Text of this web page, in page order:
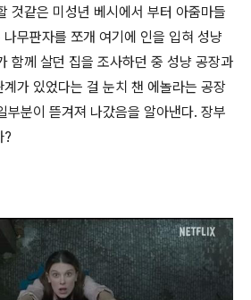
것같은 미성년 베시에서 부터 아줌마들
무판자를 쪼개 여기에 인을 입혀 성냥
함께 살던 집을 조사하던 중 성냥 공장과
가 있었다는 걸 눈치 챈 에놀라는 공장
부분이 뜯겨져 나갔음을 알아낸다. 장부
?